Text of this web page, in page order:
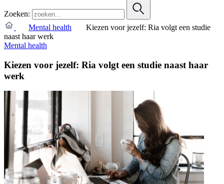
Zoeken:
Mental health
Kiezen voor jezelf: Ria volgt een studie
naast haar werk
Mental health
Kiezen voor jezelf: Ria volgt een studie naast haar
werk